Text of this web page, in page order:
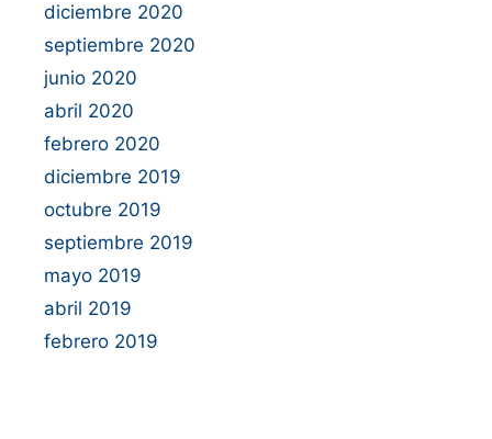
diciembre 2020
septiembre 2020
junio 2020
abril 2020
febrero 2020
diciembre 2019
octubre 2019
septiembre 2019
mayo 2019
abril 2019
febrero 2019